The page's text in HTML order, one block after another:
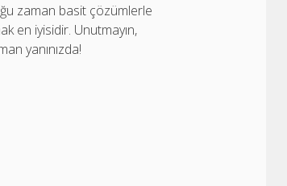
zaman basit çözümlerle
en iyisidir. Unutmayın,
yanınızda!